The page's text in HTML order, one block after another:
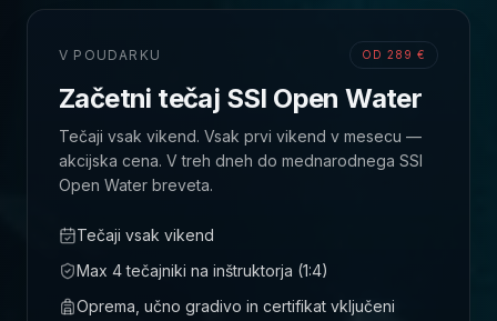
V POUDARKU OD 289 €
Začetni tečaj SSI Open Water
Tečaji vsak vikend. Vsak prvi vikend v mesecu —
akcijska cena. V treh dneh do mednarodnega SSI
Open Water breveta.
Tečaji vsak vikend
Max 4 tečajniki na inštruktorja (1:4)
Oprema, učno gradivo in certifikat vključeni